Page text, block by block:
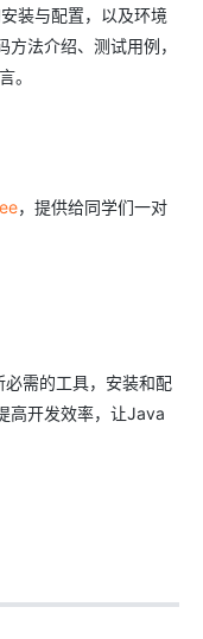
装与配置，以及环境
法介绍、测试用例，
。
，提供给同学们一对
需的工具，安装和配
高开发效率，让Java